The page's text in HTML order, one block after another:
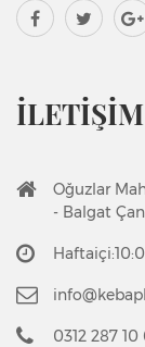
İLETİŞİM
Oğuzlar
- Balgat
0312 287 10